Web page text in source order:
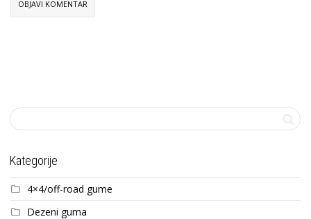
Kategorije
4×4/off-road gume
Dezeni guma